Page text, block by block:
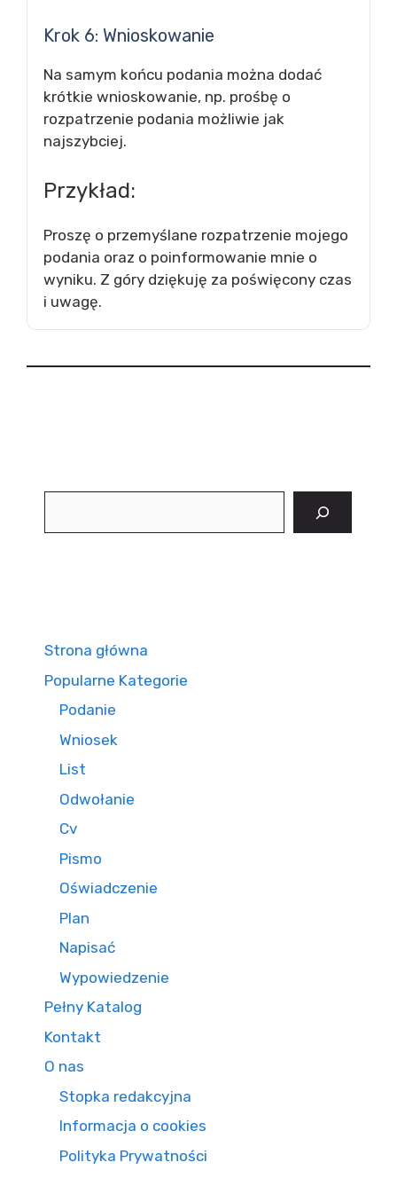
Krok 6: Wnioskowanie
Na samym końcu podania można dodać
krótkie wnioskowanie, np. prośbę o
rozpatrzenie podania możliwie jak
najszybciej.
Przykład:
Proszę o przemyślane rozpatrzenie mojego
podania oraz o poinformowanie mnie o
wyniku. Z góry dziękuję za poświęcony czas
i uwagę.
Strona główna
Popularne Kategorie
Podanie
Wniosek
List
Odwołanie
Cv
Pismo
Oświadczenie
Plan
Napisać
Wypowiedzenie
Pełny Katalog
Kontakt
O nas
Stopka redakcyjna
Informacja o cookies
Polityka Prywatności